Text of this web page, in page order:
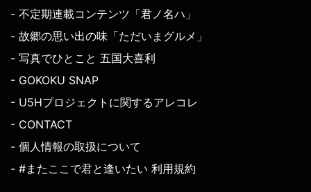
- 不定期連載コンテンツ「君ノ名ハ」
- 故郷の思い出の味「ただいまグルメ」
- 写真でひとこと 五国大喜利
- GOKOKU SNAP
- U5Hプロジェクトに関するアレコレ
- CONTACT
- 個人情報の取扱について
- #またここで君と逢いたい 利用規約